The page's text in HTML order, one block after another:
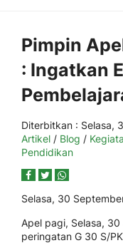
Pimpin
: Ingatkan
Diterbitkan : Selasa,
Artikel / Blog /
Pendidikan
Selasa, 30
Apel pagi, Selasa,
peringatan G 30 S/